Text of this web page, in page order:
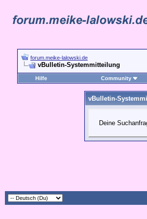
forum.meike-lalowski.de
vBulletin-Systemmitteilung
Hilfe Community
vBulletin-
Deine